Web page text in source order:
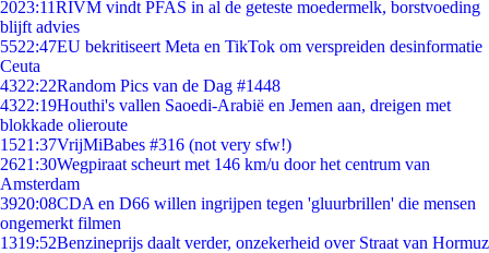
2023:11RIVM vindt PFAS in al de geteste moedermelk, borstvoeding
blijft advies
5522:47EU bekritiseert Meta en TikTok om verspreiden desinformatie
Ceuta
4322:22Random Pics van de Dag #1448
4322:19Houthi's vallen Saoedi-Arabië en Jemen aan, dreigen met
blokkade olieroute
1521:37VrijMiBabes #316 (not very sfw!)
2621:30Wegpiraat scheurt met 146 km/u door het centrum van
Amsterdam
3920:08CDA en D66 willen ingrijpen tegen 'gluurbrillen' die mensen
ongemerkt filmen
1319:52Benzineprijs daalt verder, onzekerheid over Straat van Hormuz